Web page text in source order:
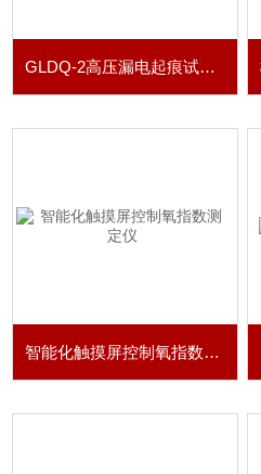
GLDQ-2高压漏电起痕试验仪
智能化触摸屏控制氧指数测定仪